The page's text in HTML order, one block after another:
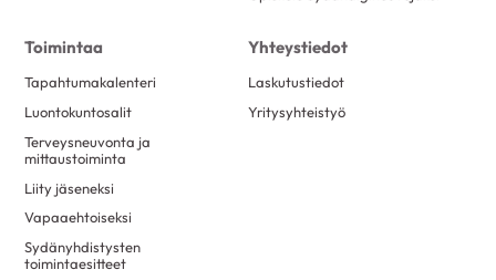
Toimintaa
Tapahtumakalenteri
Luontokuntosalit
Terveysneuvonta ja
mittaustoiminta
Liity jäseneksi
Vapaaehtoiseksi
Sydänyhdistysten
toimintaesitteet
Yhteystiedot
Laskutustiedot
Yritysyhteistyö